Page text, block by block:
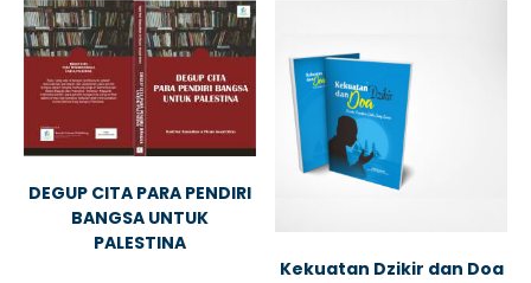
DEGUP CITA PARA PENDIRI
BANGSA UNTUK
PALESTINA
Kekuatan Dzikir dan Doa